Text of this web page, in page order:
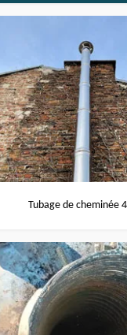
Tubage de cheminée